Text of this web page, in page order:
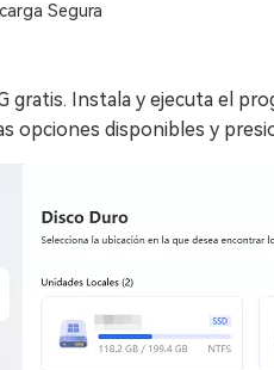
Segura
gratis. Instala y ejecuta el
opciones disponibles y